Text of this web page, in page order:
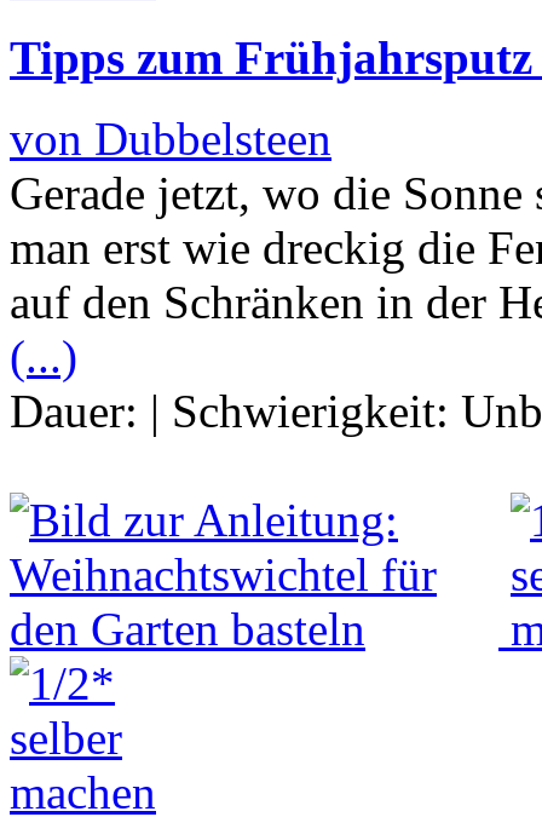
Tipps zum
von Dubbelsteen
Gerade jetzt, wo die
man erst wie dreckig die
auf den Schränken in der
(...)
Dauer: | Schwierigkeit: